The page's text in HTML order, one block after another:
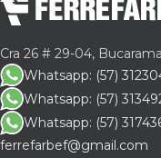
Cra 26 # 29-04,
Whatsapp: (57)
Whatsapp: (57)
Whatsapp: (57)
ferrefarbef@gmail.com